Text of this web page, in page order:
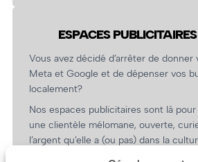
ESPACES
Vous avez décidé d’arrêter de
Meta et Google et de dépenser vos
localement?
Nos espaces publicitaires sont là pour
une clientèle mélomane, ouverte,
l’argent qu’elle a (ou pas) dans la